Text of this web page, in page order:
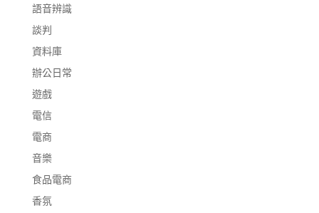
語音辨識
談判
資料庫
辦公日常
遊戲
電信
電商
音樂
食品電商
香氛